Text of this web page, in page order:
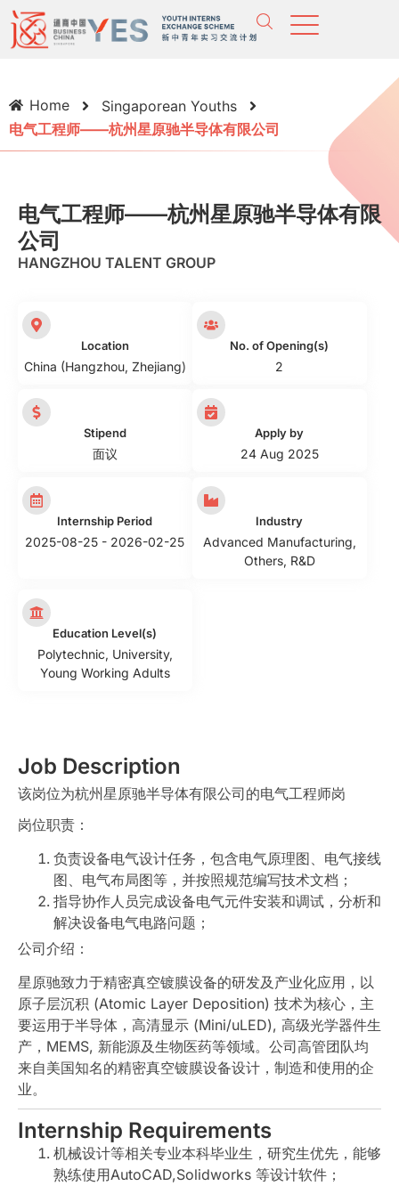
Home
Singaporean Youths
电气工程师——杭州星原驰半导体有限公司
电气工程师——杭州星原驰半导体有限
公司
HANGZHOU TALENT GROUP
Location
China (Hangzhou, Zhejiang)
No. of Opening(s)
2
Stipend
面议
Apply by
24 Aug 2025
Internship Period
2025-08-25 - 2026-02-25
Industry
Advanced Manufacturing,
Others, R&D
Education Level(s)
Polytechnic, University,
Young Working Adults
Job Description
该岗位为杭州星原驰半导体有限公司的电气工程师岗
岗位职责：
负责设备电气设计任务，包含电气原理图、电气接线
图、电气布局图等，并按照规范编写技术文档；
指导协作人员完成设备电气元件安装和调试，分析和
解决设备电气电路问题；
公司介绍：
星原驰致力于精密真空镀膜设备的研发及产业化应用，以
原子层沉积 (Atomic Layer Deposition) 技术为核心，主
要运用于半导体，高清显示 (Mini/uLED), 高级光学器件生
产，MEMS, 新能源及生物医药等领域。公司高管团队均
来自美国知名的精密真空镀膜设备设计，制造和使用的企
业。
Internship Requirements
机械设计等相关专业本科毕业生，研究生优先，能够
熟练使用AutoCAD,Solidworks 等设计软件；